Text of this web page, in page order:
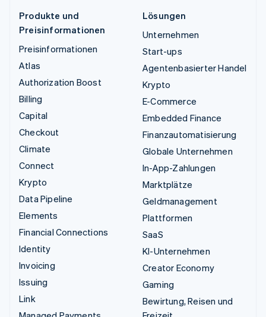
Produkte und
Preisinformationen
Preisinformationen
Atlas
Authorization Boost
Billing
Capital
Checkout
Climate
Connect
Krypto
Data Pipeline
Elements
Financial Connections
Identity
Invoicing
Issuing
Link
Lösungen
Unternehmen
Start-ups
Agentenbasierter Handel
Krypto
E-Commerce
Embedded Finance
Finanzautomatisierung
Globale Unternehmen
In-App-Zahlungen
Marktplätze
Geldmanagement
Plattformen
SaaS
KI-Unternehmen
Creator Economy
Gaming
Bewirtung, Reisen und